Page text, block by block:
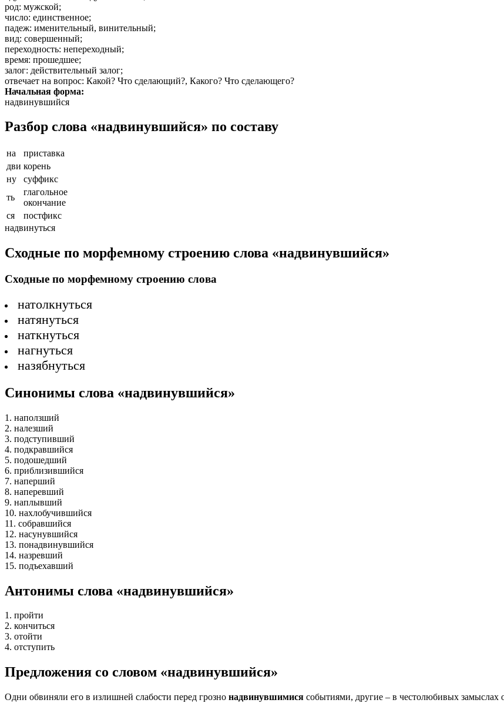
род: мужской;
число: единственное;
падеж: именительный, винительный;
вид: совершенный;
переходность: непереходный;
время: прошедшее;
залог: действительный залог;
отвечает на вопрос: Какой? Что сделающий?, Какого? Что сделающего?
Начальная форма:
надвинувшийся
Разбор слова «надвинувшийся» по составу
на
приставка
дви корень
ну
суффикс
ть
глагольное
окончание
ся
постфикс
надвинуться
Сходные по морфемному строению слова «надвинувшийся»
Сходные по морфемному строению слова
натолкнуться
натянуться
наткнуться
нагнуться
назябнуться
Синонимы слова «надвинувшийся»
1. наползший
2. налезший
3. подступивший
4. подкравшийся
5. подошедший
6. приблизившийся
7. наперший
8. наперевший
9. наплывший
10. нахлобучившийся
11. собравшийся
12. насунувшийся
13. понадвинувшийся
14. назревший
15. подъехавший
Антонимы слова «надвинувшийся»
1. пройти
2. кончиться
3. отойти
4. отступить
Предложения со словом «надвинувшийся»
Одни обвиняли его в излишней слабости перед грозно надвинувшимися событиями, другие – в честолюбивых замыслах